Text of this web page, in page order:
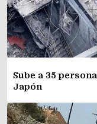
Sube a 35
Japón